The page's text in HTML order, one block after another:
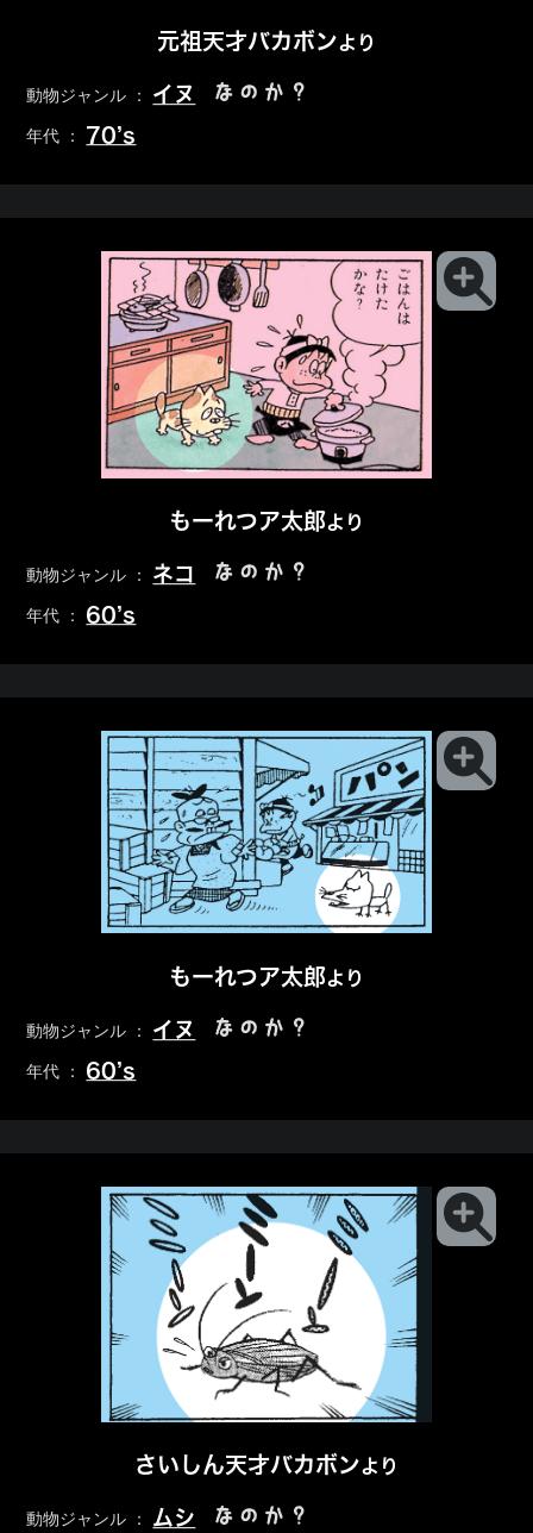
元祖天才バカボンより
動物ジャンル ： イヌ なのか？
年代 ： 70’s
もーれつア太郎より
動物ジャンル ： ネコ なのか？
年代 ： 60’s
もーれつア太郎より
動物ジャンル ： イヌ なのか？
年代 ： 60’s
さいしん天才バカボンより
動物ジャンル ： ムシ なのか？